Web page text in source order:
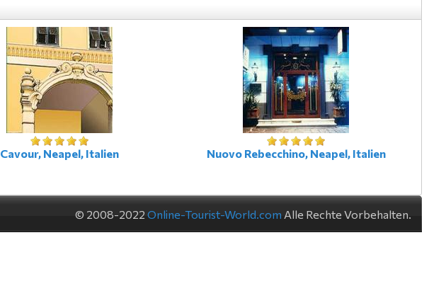
Cavour, Neapel, Italien Nuovo Rebecchino, Neapel, Italien
© 2008-2022 Online-Tourist-World.com Alle Rechte Vorbehalten.